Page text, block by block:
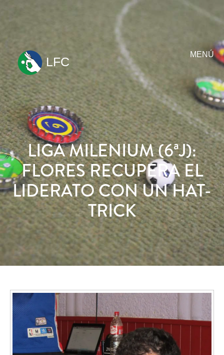
MENÚ
ir
contenido
LFC
LIGA MILENIUM (6ªJ):
FLORES RECUPERA EL
LIDERATO CON UN HAT-
TRICK